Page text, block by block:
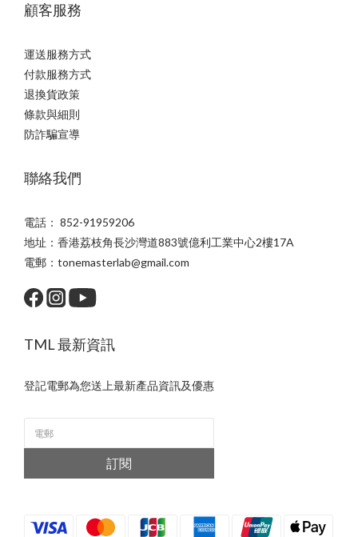
顧客服務
運送服務方式
付款服務方式
退換貨政策
條款與細則
防詐騙宣導
聯絡我們
電話： 852-91959206
地址：香港荔枝角長沙灣道883號億利工業中心2樓17A
電郵：tonemasterlab@gmail.com
TML 最新資訊
登記電郵為您送上最新產品資訊及優惠
訂閱